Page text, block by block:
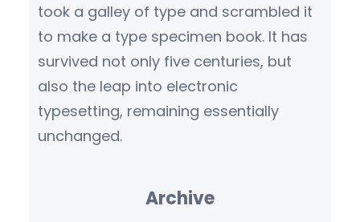
took a galley of type and scrambled it
to make a type specimen book. It has
survived not only five centuries, but
also the leap into electronic
typesetting, remaining essentially
unchanged.
Archive